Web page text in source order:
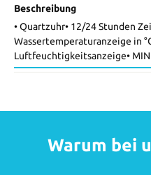
Beschreibung
• Quartzuhr• 12/24 Stunden
Wassertemperaturanzeige in
Luftfeuchtigkeitsanzeige•
Warum bei